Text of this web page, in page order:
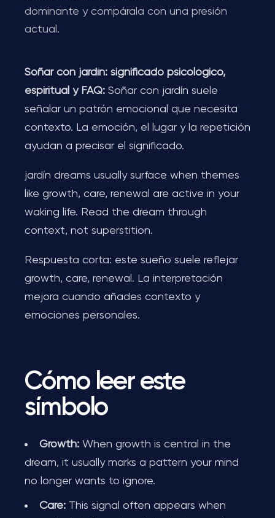
dominante y compárala con una presión
actual.
Soñar con jardín: significado psicológico,
espiritual y FAQ: Soñar con jardín suele
señalar un patrón emocional que necesita
contexto. La emoción, el lugar y la repetición
ayudan a precisar el significado.
jardín dreams usually surface when themes
like growth, care, renewal are active in your
waking life. Read the dream through
context, not superstition.
Respuesta corta: este sueño suele reflejar
growth, care, renewal. La interpretación
mejora cuando añades contexto y
emociones personales.
Cómo leer este
símbolo
Growth: When growth is central in the
dream, it usually marks a pattern your mind
no longer wants to ignore.
Care: This signal often appears when